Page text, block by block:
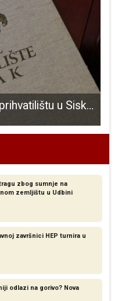
HSP: Lažima o dječjem prihvatilištu u Sisku, na istoj strani našli se hrvatski jugoslaveni i srbijanski četnici!
zbog sumnje na
zemljištu u Udbini
završnici HEP turnira u
odlazi na gorivo? Nova